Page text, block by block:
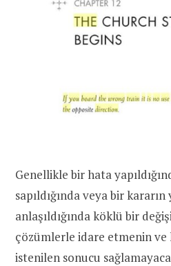
Genellikle bir hata
sapıldığında veya bir
anlaşıldığında köklü bir
çözümlerle idare etmenin ve
istenilen sonucu